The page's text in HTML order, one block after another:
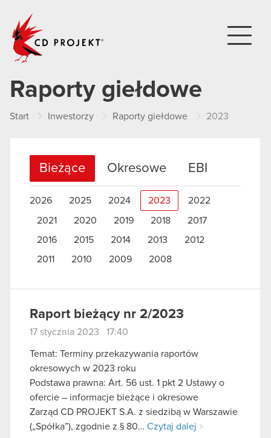
Raporty giełdowe
Start Inwestorzy Raporty giełdowe 2023
Bieżące Okresowe EBI
2026 2025 2024 2023 2022
2021 2020 2019 2018
2017
2016
2015 2014 2013
2012
2011
2010 2009 2008
Raport bieżący nr 2/2023
17 stycznia 2023 17:40
Temat: Terminy przekazywania raportów
okresowych w 2023 roku
Podstawa prawna: Art. 56 ust. 1 pkt 2 Ustawy o
ofercie – informacje bieżące i okresowe
Zarząd CD PROJEKT S.A. z siedzibą w Warszawie
(„Spółka”), zgodnie z § 80… Czytaj dalej